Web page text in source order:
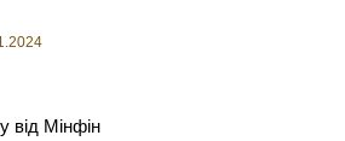
від Мінфін